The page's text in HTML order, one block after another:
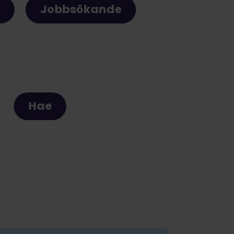
Jobbsökande